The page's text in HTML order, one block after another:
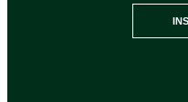
Instagram
Remarque : Il n’est pas